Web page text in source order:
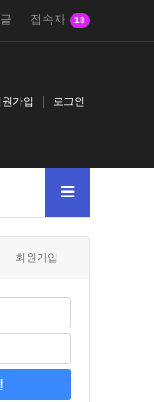
접속자 18
원가입 로그인
회원가입